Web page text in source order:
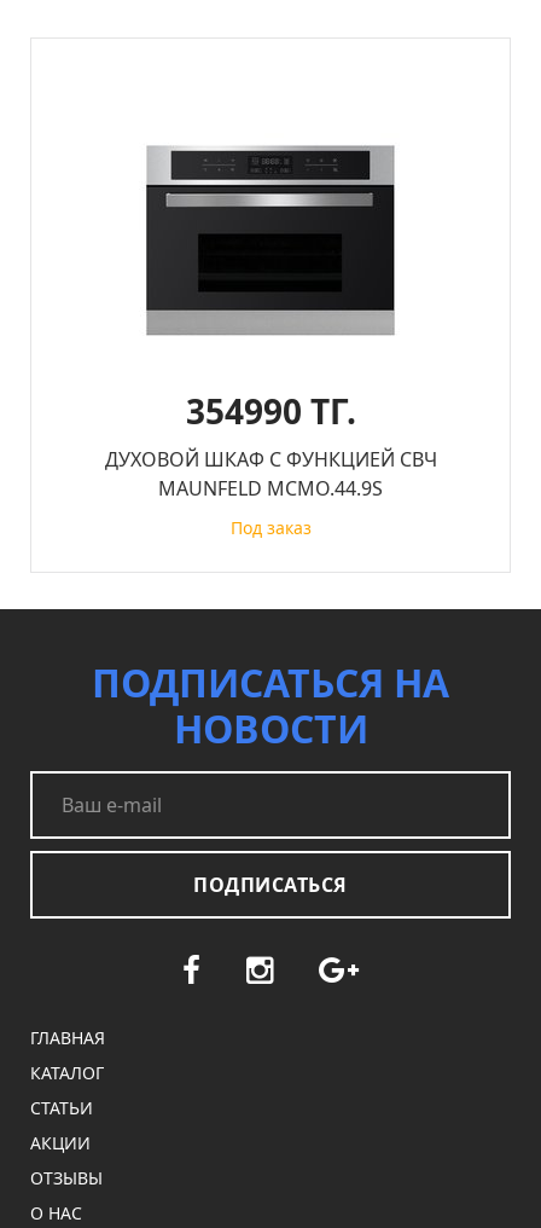
354990 ТГ.
ДУХОВОЙ ШКАФ С ФУНКЦИЕЙ СВЧ
MAUNFELD MCMO.44.9S
Под заказ
ПОДПИСАТЬСЯ НА
НОВОСТИ
ПОДПИСАТЬСЯ
ГЛАВНАЯ
КАТАЛОГ
СТАТЬИ
АКЦИИ
ОТЗЫВЫ
О НАС